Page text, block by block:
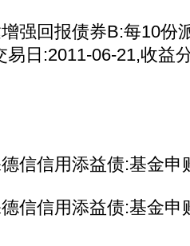
回报债券B:每10份
易日:2011-06-21,收益
信用添益债:基金申
信用添益债:基金申